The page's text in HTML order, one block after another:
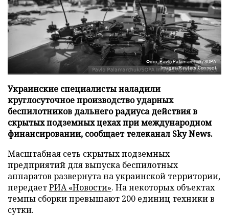
Фото: Pavlo Palamarchuk/SOPA
Images/Reuters Connect
Украинские специалисты наладили
круглосуточное производство ударных
беспилотников дальнего радиуса действия в
скрытых подземных цехах при международном
финансировании, сообщает телеканал Sky News.
Масштабная сеть скрытых подземных
предприятий для выпуска беспилотных
аппаратов развернута на украинской территории,
передаетРИА «Новости». На некоторых объектах
темпы сборки превышают 200 единиц техники в
сутки.